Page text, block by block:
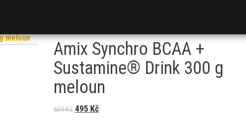
Amix Synchro BCAA +
Sustamine® Drink 300 g
meloun
659Kč Původní cena byla: 659 Kč.
495 KčAktuální cena je: 495 Kč.